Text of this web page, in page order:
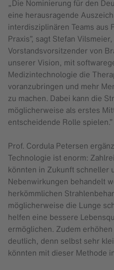
„Die Nominierung für den
eine herausragende
interdisziplinären Teams aus
Praxis”, sagt Stefan
Vorstandsvorsitzender von
unserer Vision, mit
Medizintechnologie die
voranzubringen und mehr
zu machen. Dabei kann die
möglicherweise als erstes
entscheidende Rolle spielen.”
Prof. Cordula Petersen
Technologie ist enorm:
könnten in Zukunft schneller
Nebenwirkungen behandelt
herkömmlichen
möglicherweise die Lunge
helfen eine bessere
ermöglichen. Zudem
deutlich, denn selbst sehr
könnten mit dieser Methode